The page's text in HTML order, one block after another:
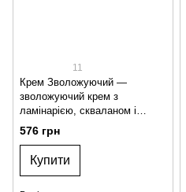
11
Крем Зволожуючий —
зволожуючий крем з
ламінарією, скваланом і
Омега-6 для зміцнення
шкірного бар’єра
576 грн
Купити